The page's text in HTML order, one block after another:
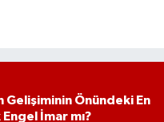
Gelişiminin Önündeki En
Engel İmar mı?